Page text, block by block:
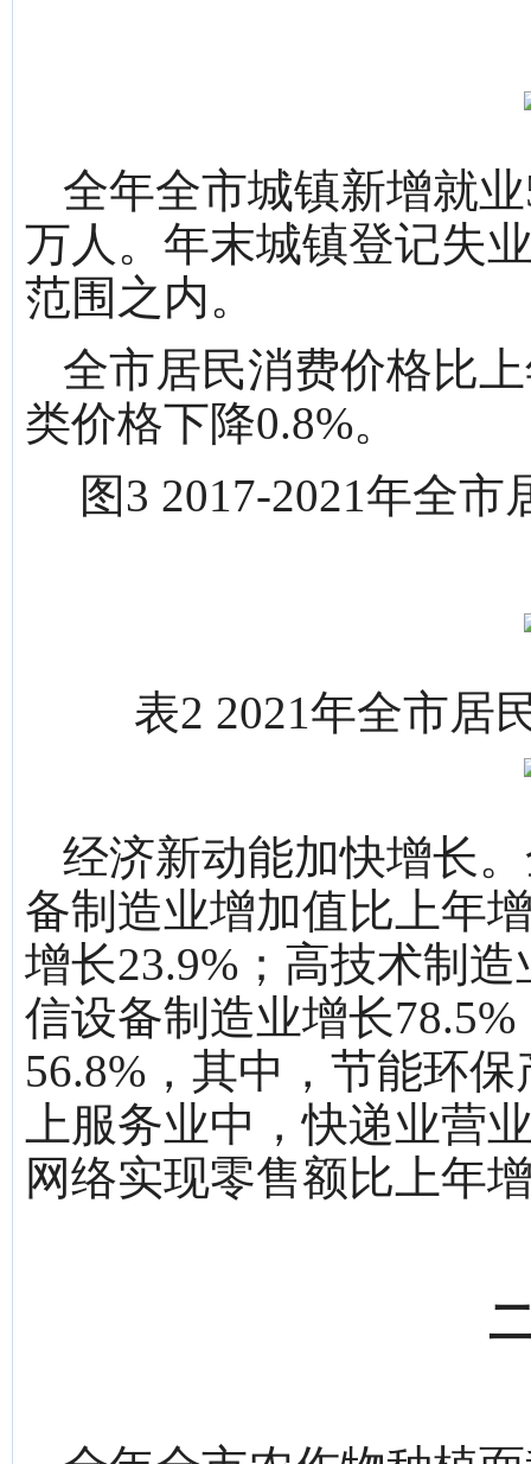
全年全市城镇新增就
万人。年末城镇登记失
范围之内。
全市居民消费价格比
类价格下降0.8%。
图3 2017-2021年全
表2 2021年全市居
经济新动能加快增长
备制造业增加值比上年
增长23.9%；高技术制
信设备制造业增长
56.8%，其中，节能环
上服务业中，快递业营
网络实现零售额比上年